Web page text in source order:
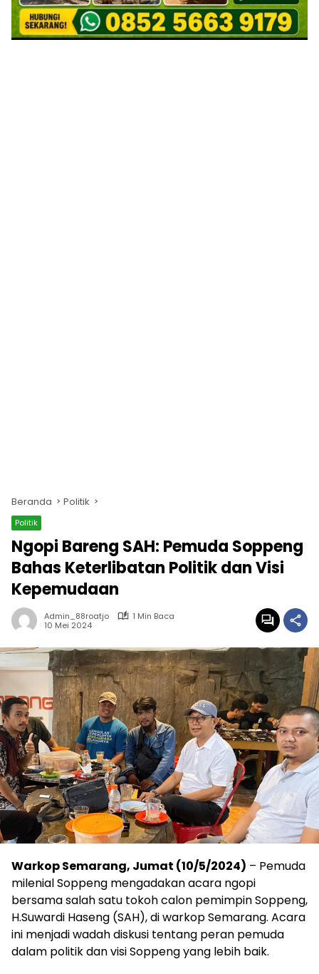
Beranda Politik
Politik
Ngopi Bareng SAH: Pemuda Soppeng
Bahas Keterlibatan Politik dan Visi
Kepemudaan
Admin_88roatjo
1 Min Baca
10 Mei 2024
Warkop Semarang, Jumat (10/5/2024) – Pemuda
milenial Soppeng mengadakan acara ngopi
bersama salah satu tokoh calon pemimpin Soppeng,
H.Suwardi Haseng (SAH), di warkop Semarang. Acara
ini menjadi wadah diskusi tentang peran pemuda
dalam politik dan visi Soppeng yang lebih baik.